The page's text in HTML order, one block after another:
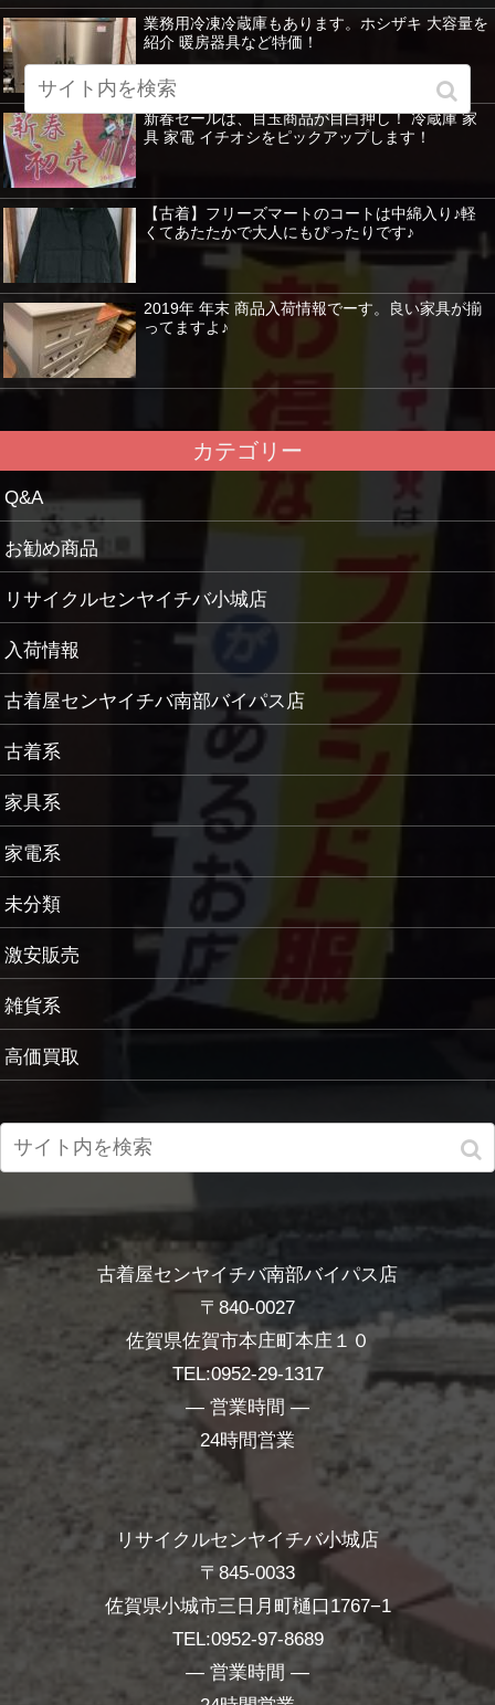
業務用冷凍冷蔵庫もあります。ホシザキ 大容量を
紹介 暖房器具など特価！
新春セールは、目玉商品が目白押し！ 冷蔵庫 家
具 家電 イチオシをピックアップします！
【古着】フリーズマートのコートは中綿入り♪軽
くてあたたかで大人にもぴったりです♪
2019年 年末 商品入荷情報でーす。良い家具が揃
ってますよ♪
カテゴリー
Q&A
お勧め商品
リサイクルセンヤイチバ小城店
入荷情報
古着屋センヤイチバ南部バイパス店
古着系
家具系
家電系
未分類
激安販売
雑貨系
高価買取
古着屋センヤイチバ南部バイパス店
〒840-0027
佐賀県佐賀市本庄町本庄１０
TEL:0952-29-1317
― 営業時間 ―
24時間営業
リサイクルセンヤイチバ小城店
〒845-0033
佐賀県小城市三日月町樋口1767−1
TEL:0952-97-8689
― 営業時間 ―